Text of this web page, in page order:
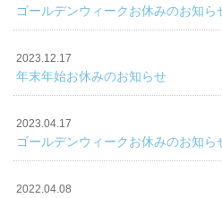
ゴールデンウィークお休みのお知ら
2023.12.17
年末年始お休みのお知らせ
2023.04.17
ゴールデンウィークお休みのお知ら
2022.04.08